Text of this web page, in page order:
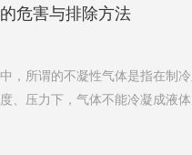
得足够的压力降，难以向蒸发器
冷量达不到要求，而来也会使系
危害与排除方法
，所谓的不凝性气体是指在制冷
、压力下，气体不能冷凝成液
气体的混合气体等。由于不凝性